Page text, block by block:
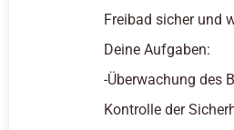
Freibad sicher und
Deine Aufgaben:
-Überwachung des
Kontrolle der